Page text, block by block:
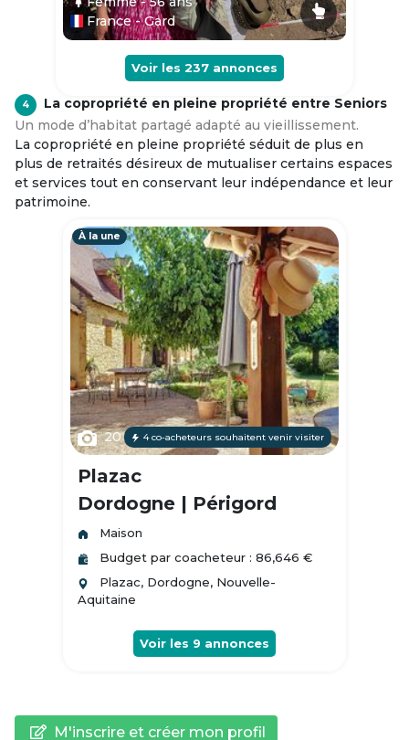
France - Gard
Voir les 237 annonces
4
La copropriété en pleine propriété entre Seniors
Un mode d’habitat partagé adapté au vieillissement.
La copropriété en pleine propriété séduit de plus en
plus de retraités désireux de mutualiser certains espaces
et services tout en conservant leur indépendance et leur
patrimoine.
À la une
20 4 co-acheteurs souhaitent venir visiter
Plazac
Dordogne | Périgord
Maison
Budget par coacheteur : 86,646 €
Plazac, Dordogne, Nouvelle-
Aquitaine
Voir les 9 annonces
M'inscrire et créer mon profil